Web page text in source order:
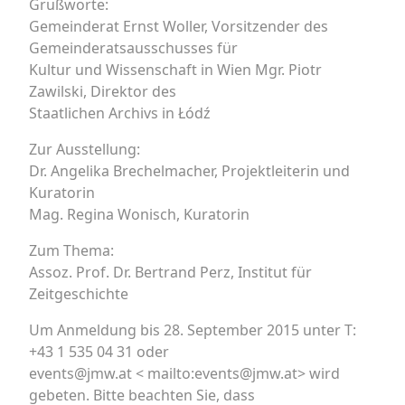
Grußworte:
Gemeinderat Ernst Woller, Vorsitzender des
Gemeinderatsausschusses für
Kultur und Wissenschaft in Wien Mgr. Piotr
Zawilski, Direktor des
Staatlichen Archivs in Łódź
Zur Ausstellung:
Dr. Angelika Brechelmacher, Projektleiterin und
Kuratorin
Mag. Regina Wonisch, Kuratorin
Zum Thema:
Assoz. Prof. Dr. Bertrand Perz, Institut für
Zeitgeschichte
Um Anmeldung bis 28. September 2015 unter T:
+43 1 535 04 31 oder
events@jmw.at < mailto:events@jmw.at> wird
gebeten. Bitte beachten Sie, dass